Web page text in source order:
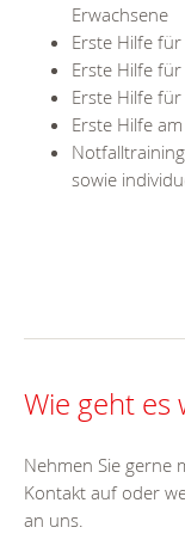
Erwachsene
Erste Hilfe
Erste Hilfe
Erste Hilfe
Erste Hilfe
sowie
Wie geht es
Nehmen Sie gerne
Kontakt auf oder
an uns.